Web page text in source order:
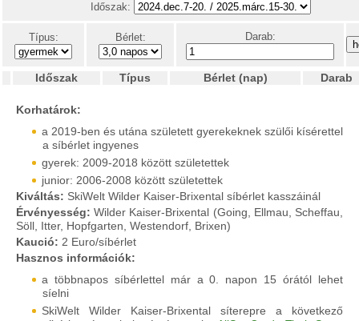
Időszak:
Típus: Bérlet: Darab:
Időszak Típus Bérlet (nap) Darab
Korhatárok:
a 2019-ben és utána született gyerekeknek szülői kísérettel
a síbérlet ingyenes
gyerek: 2009-2018 között születettek
junior: 2006-2008 között születettek
Kiváltás: SkiWelt Wilder Kaiser-Brixental síbérlet kasszáinál
Érvényesség:Wilder Kaiser-Brixental (Going, Ellmau, Scheffau,
Söll, Itter, Hopfgarten, Westendorf, Brixen)
Kaució: 2 Euro/síbérlet
Hasznos információk:
a többnapos síbérlettel már a 0. napon 15 órától lehet
síelni
SkiWelt Wilder Kaiser-Brixental síterepre a következő